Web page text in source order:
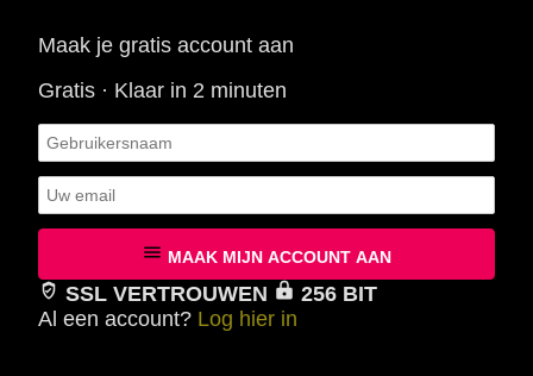
Maak je gratis account aan
Gratis · Klaar in 2 minuten
MAAK MIJN ACCOUNT AAN
SSL VERTROUWEN
256 BIT
Al een account? Log hier in